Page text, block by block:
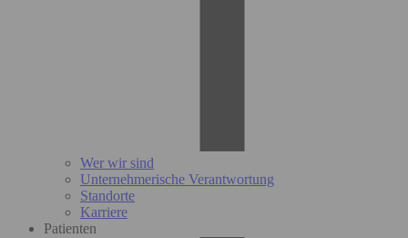
Wer wir sind
Unternehmerische Verantwortung
Standorte
Karriere
Patienten